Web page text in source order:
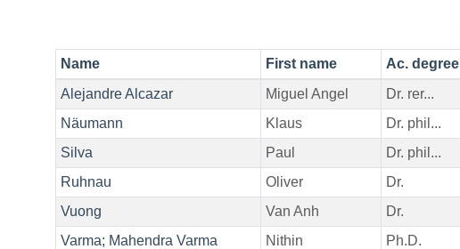
Name First name Ac. degree
Alejandre Alcazar
Miguel Angel Dr. rer...
Näumann
Klaus Dr. phil...
Silva
Paul Dr. phil...
Ruhnau
Oliver Dr.
Vuong
Van Anh Dr.
Varma; Mahendra Varma
Nithin Ph.D.